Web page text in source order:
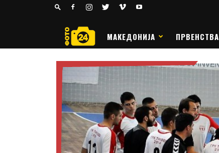
РАКОМЕТ
МАКЕДОНИЈА ПРВЕНСТВА